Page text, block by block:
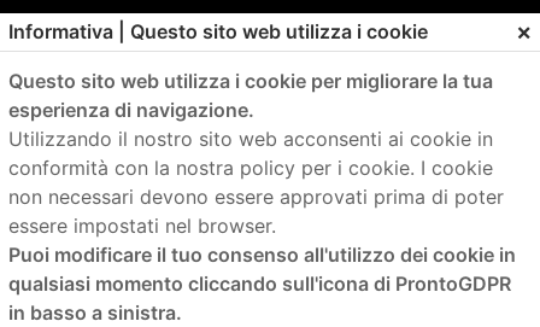
Menu
HOME
Showroom
Servizi
Prodotti
Realizzazioni
Informativa | Questo sito web utilizza i cookie ×
Questo sito web utilizza i cookie per migliorare la tua
esperienza di navigazione.
Utilizzando il nostro sito web acconsenti ai cookie in
conformità con la nostra policy per i cookie. I cookie
non necessari devono essere approvati prima di poter
essere impostati nel browser.
Puoi modificare il tuo consenso all'utilizzo dei cookie in
qualsiasi momento cliccando sull'icona di ProntoGDPR
in basso a sinistra.